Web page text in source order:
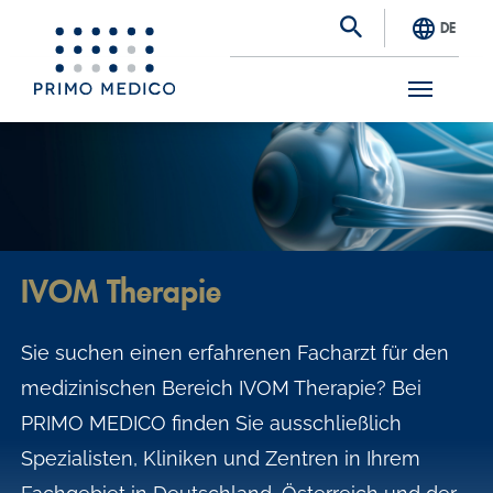
S
DE
IVOM Therapie
Sie suchen einen erfahrenen Facharzt für den
medizinischen Bereich IVOM Therapie? Bei
PRIMO MEDICO finden Sie ausschließlich
Spezialisten, Kliniken und Zentren in Ihrem